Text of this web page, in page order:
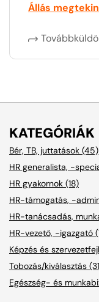
Állás
KATEGÓRIÁK
Bér, TB, juttatások (45)
HR generalista, -
HR gyakornok (18)
HR-támogatás, -
HR-tanácsadás,
HR-vezető, -igazgató
Képzés és
Tobozás/kiválasztás
Egészség- és